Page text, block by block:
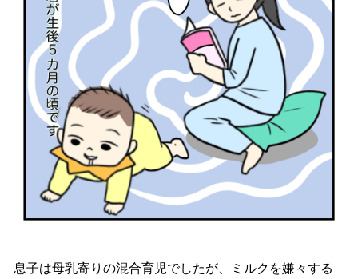
息子は母乳寄りの混合育児でしたが、ミルクを嫌々する